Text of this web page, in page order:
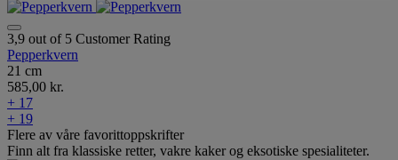
3,9 out of 5 Customer Rating
Pepperkvern
21 cm
585,00 kr.
+ 17
+ 19
Flere av våre favorittoppskrifter
Finn alt fra klassiske retter, vakre kaker og eksotiske spesialiteter.